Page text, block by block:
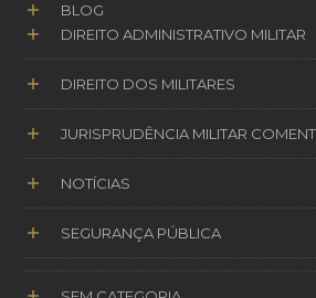
BLOG
DIREITO ADMINISTRATIVO MILITAR
DIREITO DOS MILITARES
JURISPRUDÊNCIA MILITAR
NOTÍCIAS
SEGURANÇA PÚBLICA